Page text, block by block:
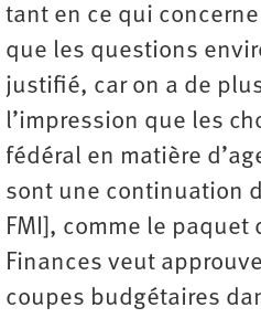
tant en ce qui
que les questions
justifié, car on a de
l’impression que les
fédéral en matière
sont une continuation
FMI], comme le
Finances veut
coupes budgétaires